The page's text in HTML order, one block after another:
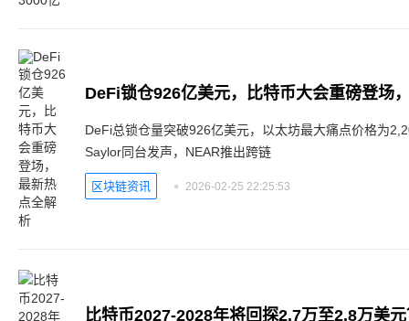
DeFi锁仓926亿美元，比特币大会重磅登场
DeFi总锁仓量突破926亿美元，以太坊最大痛点价格为
Saylor同台发声，NEAR推出跨链
区块链资讯 2026-02-25 22:25:53
比特币2027-2028年将回探2.7万至2.8万美